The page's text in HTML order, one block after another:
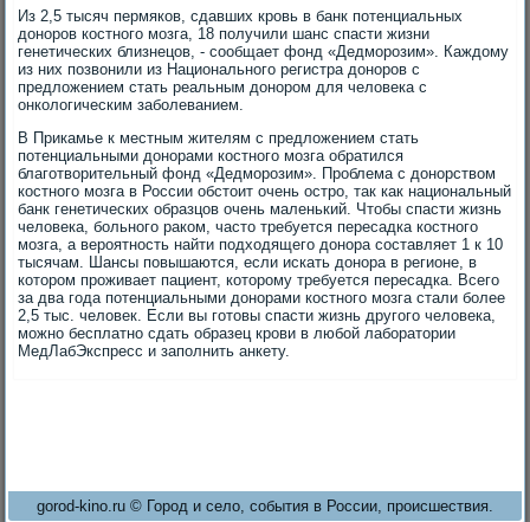
Из 2,5 тысяч пермяков, сдавших кровь в банк потенциальных
доноров костного мозга, 18 получили шанс спасти жизни
генетических близнецов, - сообщает фонд «Дедморозим». Каждому
из них позвонили из Национального регистра доноров с
предложением стать реальным донором для человека с
онкологическим заболеванием.
В Прикамье к местным жителям с предложением стать
потенциальными донорами костного мозга обратился
благотворительный фонд «Дедморозим». Проблема с донорством
костного мозга в России обстоит очень остро, так как национальный
банк генетических образцов очень маленький. Чтобы спасти жизнь
человека, больного раком, часто требуется пересадка костного
мозга, а вероятность найти подходящего донора составляет 1 к 10
тысячам. Шансы повышаются, если искать донора в регионе, в
котором проживает пациент, которому требуется пересадка. Всего
за два года потенциальными донорами костного мозга стали более
2,5 тыс. человек. Если вы готовы спасти жизнь другого человека,
можно бесплатно сдать образец крови в любой лаборатории
МедЛабЭкспресс и заполнить анкету.
gorod-kino.ru © Город и село, события в России, происшествия.